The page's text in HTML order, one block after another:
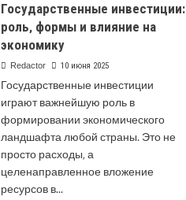
инвестиционный
сайт
попасть
на
мошенников
Государственные инвестиции:
роль‚ формы и влияние на
экономику
Redactor 10 июня 2025
Государственные инвестиции
играют важнейшую роль в
формировании экономического
ландшафта любой страны. Это не
просто расходы‚ а
целенаправленное вложение
ресурсов в...